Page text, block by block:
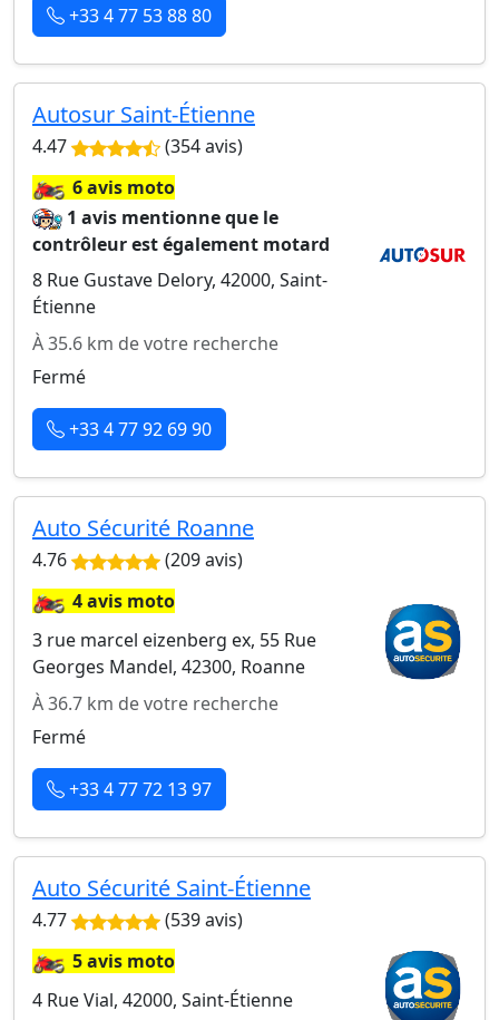
+33 4 77 53 88 80
Autosur Saint-Étienne
4.47 (354 avis)
🏍️6 avis moto
1 avis mentionne que le
contrôleur est également motard
8 Rue Gustave Delory, 42000, Saint-
Étienne
À 35.6 km de votre recherche
Fermé
+33 4 77 92 69 90
Auto Sécurité Roanne
4.76 (209 avis)
🏍️4 avis moto
3 rue marcel eizenberg ex, 55 Rue
Georges Mandel, 42300, Roanne
À 36.7 km de votre recherche
Fermé
+33 4 77 72 13 97
Auto Sécurité Saint-Étienne
4.77 (539 avis)
🏍️5 avis moto
4 Rue Vial, 42000, Saint-Étienne